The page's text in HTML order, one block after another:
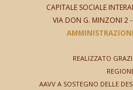
CAPITALE SOCIALE
VIA DON G. MINZONI 2-
REALIZZATO
AAVV A SOSTEGNO DELLE